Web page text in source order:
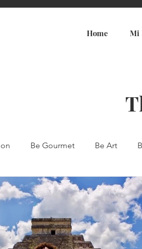
Home Mi
Be Gourmet Be Art